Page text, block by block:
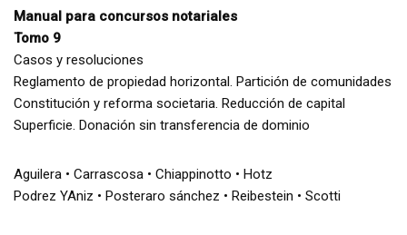
Manual para concursos notariales
Tomo 9
Casos y resoluciones
Reglamento de propiedad horizontal. Partición de comunidades
Constitución y reforma societaria. Reducción de capital
Superficie. Donación sin transferencia de dominio
Aguilera • Carrascosa • Chiappinotto • Hotz
Podrez YAniz • Posteraro sánchez • Reibestein • Scotti